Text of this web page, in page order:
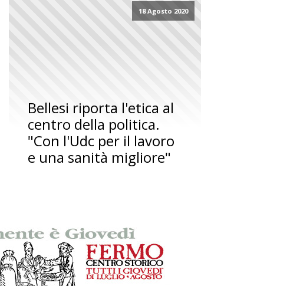
18 Agosto 2020
Bellesi riporta l'etica al
centro della politica.
"Con l'Udc per il lavoro
e una sanità migliore"